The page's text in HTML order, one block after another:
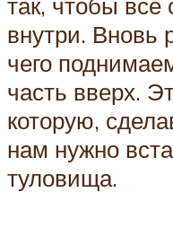
внутри. Вновь
чего
часть вверх.
которую,
нам нужно
туловища.